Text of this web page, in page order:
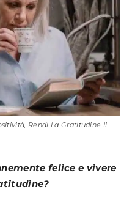
Rendi La Gratitudine Il
felice e vivere